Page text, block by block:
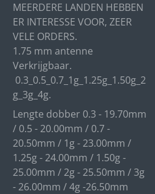
MEERDERE LANDEN HEBBEN
ER INTERESSE VOOR, ZEER
VELE ORDERS.
1.75 mm antenne
Verkrijgbaar.
0.3_0.5_0.7_1g_1.25g_1.50g_2
g_3g_4g.
Lengte dobber 0.3 - 19.70mm
/ 0.5 - 20.00mm / 0.7 -
20.50mm / 1g - 23.00mm /
1.25g - 24.00mm / 1.50g -
25.00mm / 2g - 25.50mm / 3g
- 26.00mm / 4g -26.50mm